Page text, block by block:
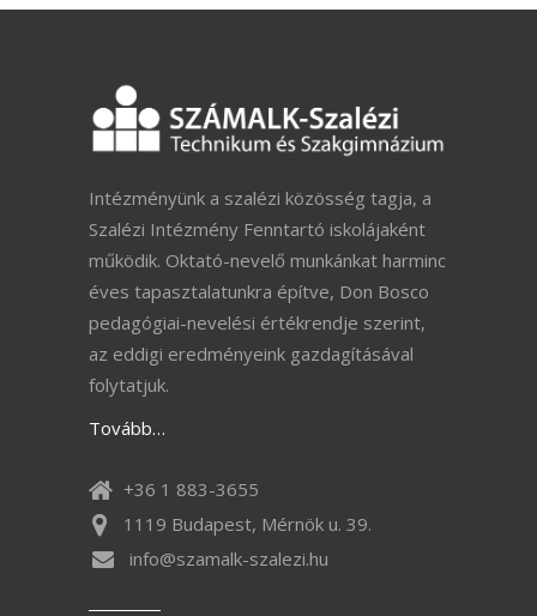
Intézményünk a szalézi közösség tagja, a
Szalézi Intézmény Fenntartó iskolájaként
működik. Oktató-nevelő munkánkat harminc
éves tapasztalatunkra építve, Don Bosco
pedagógiai-nevelési értékrendje szerint,
az eddigi eredményeink gazdagításával
folytatjuk.
Tovább…
+36 1 883-3655
1119 Budapest, Mérnök u. 39.
info@szamalk-szalezi.hu